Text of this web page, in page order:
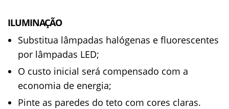
ILUMINAÇÃO
Substitua lâmpadas halógenas e fluorescentes
por lâmpadas LED;
O custo inicial será compensado com a
economia de energia;
Pinte as paredes do teto com cores claras.